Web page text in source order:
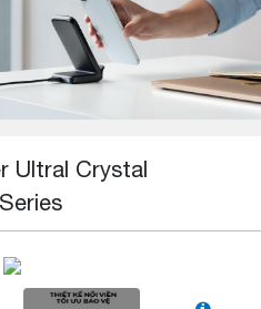
Ultral Crystal